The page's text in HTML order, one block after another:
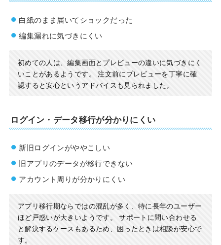
白紙のまま届いてショックだった
編集漏れに気づきにくい
初めての人は、編集画面とプレビューの違いに気づきにく
いことがあるようです。 注文前にプレビューを丁寧に確
認すると安心というアドバイスも見られました。
ログイン・データ移行が分かりにくい
新旧ログインがややこしい
旧アプリのデータが移行できない
アカウント周りが分かりにくい
アプリ移行期ならではの混乱が多く、特に長年のユーザー
ほど戸惑いが大きいようです。 サポートに問い合わせる
と解決するケースもあるため、困ったときは相談が安心で
す。